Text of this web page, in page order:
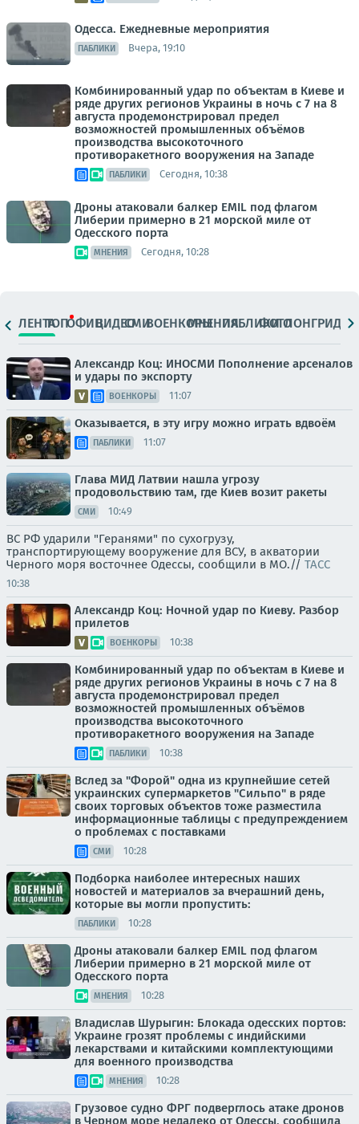
Одесса. Ежедневные мероприятия
ПАБЛИКИ Вчера, 19:10
Комбинированный удар по объектам в Киеве и
ряде других регионов Украины в ночь с 7 на 8
августа продемонстрировал предел
возможностей промышленных объёмов
производства высокоточного
противоракетного вооружения на Западе
ПАБЛИКИ Сегодня, 10:38
Дроны атаковали балкер EMIL под флагом
Либерии примерно в 21 морской миле от
Одесского порта
МНЕНИЯ Сегодня, 10:28
ЛЕНТАТОПОФИЦ.ВИДЕОСМИВОЕНКОРЫМНЕНИЯПАБЛИКИ
ФОТОЛОНГРИДЫ
Александр Коц: ИНОСМИ Пополнение арсеналов
и удары по экспорту
ВОЕНКОРЫ 11:07
Оказывается, в эту игру можно играть вдвоём
ПАБЛИКИ 11:07
Глава МИД Латвии нашла угрозу
продовольствию там, где Киев возит ракеты
СМИ 10:49
ВС РФ ударили "Геранями" по сухогрузу,
транспортирующему вооружение для ВСУ, в акватории
Черного моря восточнее Одессы, сообщили в МО.// ТАСС
10:38
Александр Коц: Ночной удар по Киеву. Разбор
прилетов
ВОЕНКОРЫ 10:38
Комбинированный удар по объектам в Киеве и
ряде других регионов Украины в ночь с 7 на 8
августа продемонстрировал предел
возможностей промышленных объёмов
производства высокоточного
противоракетного вооружения на Западе
ПАБЛИКИ 10:38
Вслед за "Форой" одна из крупнейшие сетей
украинских супермаркетов "Сильпо" в ряде
своих торговых объектов тоже разместила
информационные таблицы с предупреждением
о проблемах с поставками
СМИ 10:28
Подборка наиболее интересных наших
новостей и материалов за вчерашний день,
которые вы могли пропустить:
ПАБЛИКИ 10:28
Дроны атаковали балкер EMIL под флагом
Либерии примерно в 21 морской миле от
Одесского порта
МНЕНИЯ 10:28
Владислав Шурыгин: Блокада одесских портов:
Украине грозят проблемы с индийскими
лекарствами и китайскими комплектующими
для военного производства
МНЕНИЯ 10:28
Грузовое судно ФРГ подверглось атаке дронов
в Черном море недалеко от Одессы, сообщила